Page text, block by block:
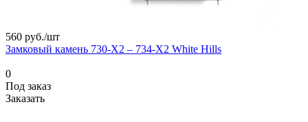
560 руб./шт
Замковый камень 730-X2 – 734-X2 White Hills
0
Под заказ
Заказать